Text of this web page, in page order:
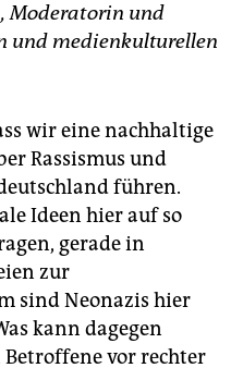
Moderatorin und
und medienkulturellen
wir eine nachhaltige
Rassismus und
führen.
Ideen hier auf so
gerade in
zur
sind Neonazis hier
kann dagegen
Betroffene vor rechter